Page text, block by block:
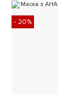
- 20%